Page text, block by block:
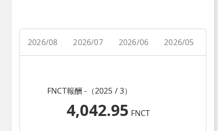
2026/08 2026/07 2026/06 2026/05
FNCT報酬 -（2025 / 3）
4,042.95 FNCT